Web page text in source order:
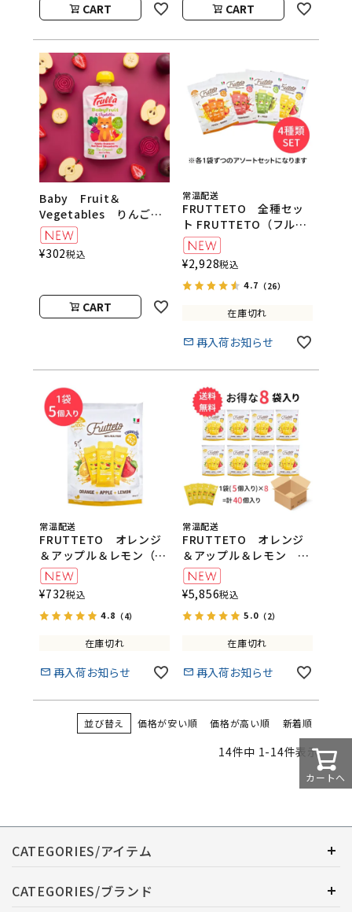
CART CART
Baby Fruit＆
Vegetables りんご・
バナナ・ビーツ・いち
ご natura nuova（ベ
ビーフルーツ＆ベジタブ
¥302税込
CART
常温配送
FRUTTETO 全種セッ
ト FRUTTETO（フルッ
テート）
¥2,928税込
4.7 （26）
在庫切れ
再入荷お知らせ
常温配送
FRUTTETO オレンジ
＆アップル＆レモン（5
個入り）
FRUTTETO（フルッテ
ート）
¥732税込
4.8 （4）
在庫切れ
再入荷お知らせ
常温配送
FRUTTETO オレンジ
＆アップル＆レモン 8
袋セット
FRUTTETO（フルッテ
ート）
¥5,856税込
5.0（2）
在庫切れ
再入荷お知らせ
並び替え 価格が安い順 価格が高い順 新着順
14件中 1-14件表示
カートへ
CATEGORIES/アイテム
CATEGORIES/ブランド